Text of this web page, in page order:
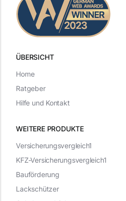
ÜBERSICHT
WEITERE PRODUKTE
Versicherungsvergleich1
KFZ-Versicherungsvergleich1
Bauförderung
Lackschützer
Home
Ratgeber
Hilfe und Kontakt